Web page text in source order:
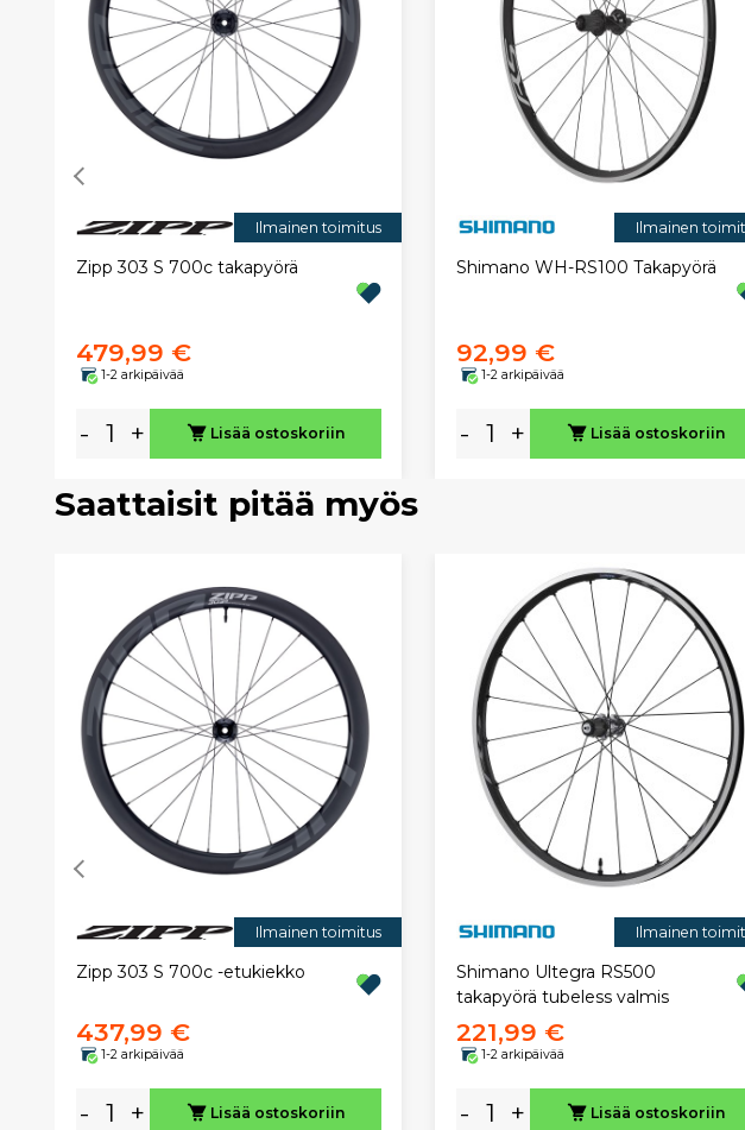
Ilmainen toimitus
Zipp 303 S 700c takapyörä
479,99 €
1-2 arkipäivää
- + Lisää ostoskoriin
Ilmainen
Shimano WH-RS100 Takapyörä
92,99 €
1-2 arkipäivää
- + Lisää ostoskoriin
Saattaisit pitää myös
Ilmainen toimitus
Zipp 303 S 700c -etukiekko
437,99 €
1-2 arkipäivää
- + Lisää ostoskoriin
Ilmainen
Shimano Ultegra RS500
takapyörä tubeless valmis
221,99 €
1-2 arkipäivää
- + Lisää ostoskoriin